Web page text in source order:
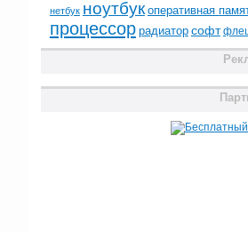
нетбук ноутбук оперативная
процессор радиатор софт